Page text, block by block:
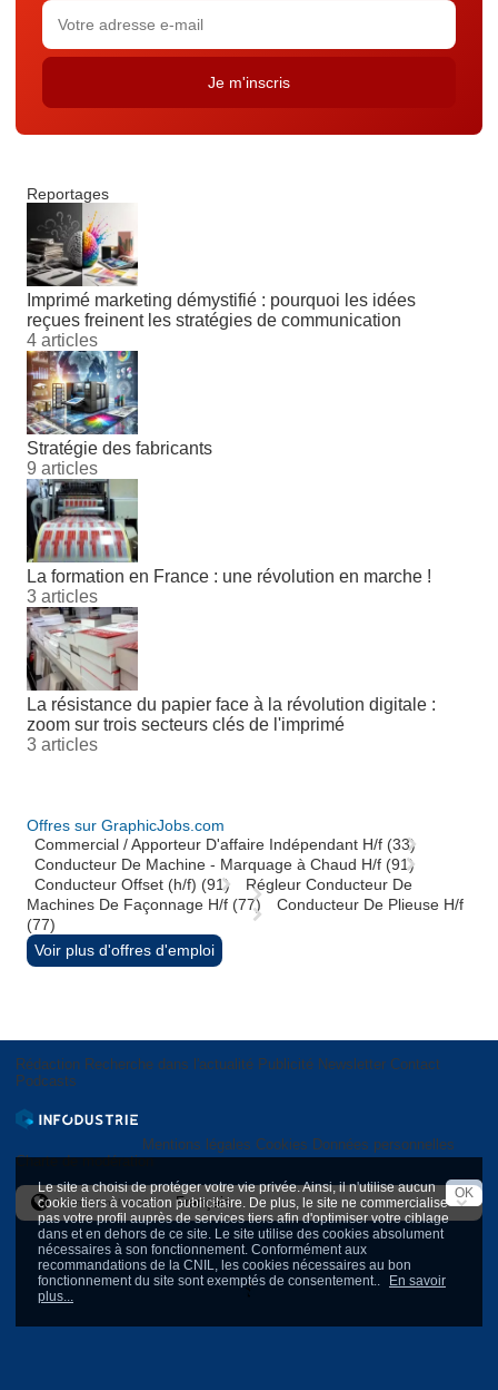
Le site a choisi de protéger votre vie privée. Ainsi, il n'utilise aucun
cookie tiers à vocation publicitaire. De plus, le site ne commercialise
pas votre profil auprès de services tiers afin d'optimiser votre ciblage
dans et en dehors de ce site. Le site utilise des cookies absolument
nécessaires à son fonctionnement. Conformément aux
recommandations de la CNIL, les cookies nécessaires au bon
fonctionnement du site sont exemptés de consentement..
En savoir
plus...
OK
Reportages
Imprimé marketing démystifié : pourquoi les idées
reçues freinent les stratégies de communication
4 articles
Stratégie des fabricants
9 articles
La formation en France : une révolution en marche !
3 articles
La résistance du papier face à la révolution digitale :
zoom sur trois secteurs clés de l'imprimé
3 articles
Offres sur GraphicJobs.com
Commercial / Apporteur D'affaire Indépendant H/f (33)
Conducteur De Machine - Marquage à Chaud H/f (91)
Conducteur Offset (h/f) (91)
Régleur Conducteur De
Machines De Façonnage H/f (77)
Conducteur De Plieuse H/f
(77)
Voir plus d'offres d'emploi
Rédaction Recherche dans l'actualité Publicité Newsletter Contact
Podcasts
Mentions légales Cookies Données personnelles
Charte de modération
International version